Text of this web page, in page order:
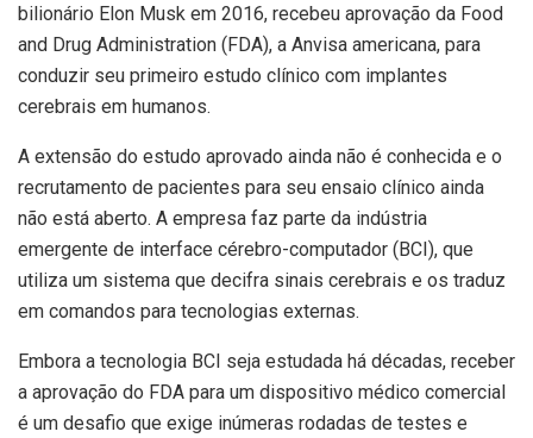
bilionário Elon Musk em 2016, recebeu aprovação da Food
and Drug Administration (FDA), a Anvisa americana, para
conduzir seu primeiro estudo clínico com implantes
cerebrais em humanos.
A extensão do estudo aprovado ainda não é conhecida e o
recrutamento de pacientes para seu ensaio clínico ainda
não está aberto. A empresa faz parte da indústria
emergente de interface cérebro-computador (BCI), que
utiliza um sistema que decifra sinais cerebrais e os traduz
em comandos para tecnologias externas.
Embora a tecnologia BCI seja estudada há décadas, receber
a aprovação do FDA para um dispositivo médico comercial
é um desafio que exige inúmeras rodadas de testes e